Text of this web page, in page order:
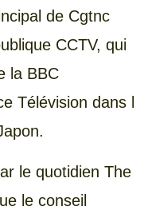
de Cgtnc
CCTV, qui
la BBC
Télévision dans l
le quotidien The
le conseil